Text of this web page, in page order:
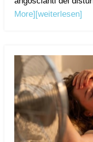
More] [weiterlesen]